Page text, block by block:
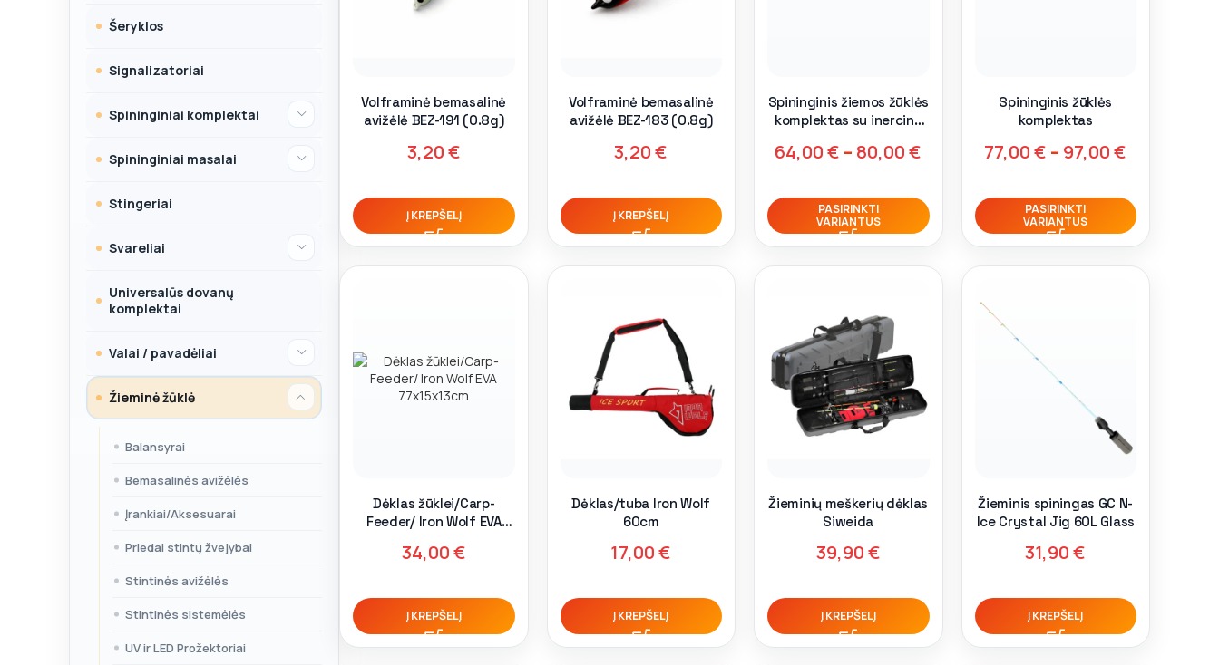
Šeryklos
Signalizatoriai
Spininginiai komplektai
Spininginiai masalai
Stingeriai
Svareliai
Universalūs dovanų
komplektai
Valai / pavadėliai
Žieminė žūklė
Balansyrai
Bemasalinės avižėlės
Įrankiai/Aksesuarai
Priedai stintų žvejybai
Stintinės avižėlės
Stintinės sistemėlės
UV ir LED Prožektoriai
Volframinė bemasalinė
avižėlė BEZ-191 (0.8g)
3,20€
Į KREPŠELĮ
Volframinė bemasalinė
avižėlė BEZ-183 (0.8g)
3,20€
Į KREPŠELĮ
Spininginis žiemos žūklės
komplektas su inercine
64,00€ – 80,00€
PASIRINKTI
VARIANTUS
Spininginis žūklės
komplektas
77,00€ – 97,00€
PASIRINKTI
VARIANTUS
Dėklas žūklei/Carp-
Feeder/ Iron Wolf EVA
34,00€
Į KREPŠELĮ
Dėklas/tuba Iron Wolf
60cm
17,00€
Į KREPŠELĮ
Žieminių meškerių dėklas
Siweida
39,90€
Į KREPŠELĮ
Žieminis spiningas GC N-
Ice Crystal Jig 60L Glass
31,90€
Į KREPŠELĮ